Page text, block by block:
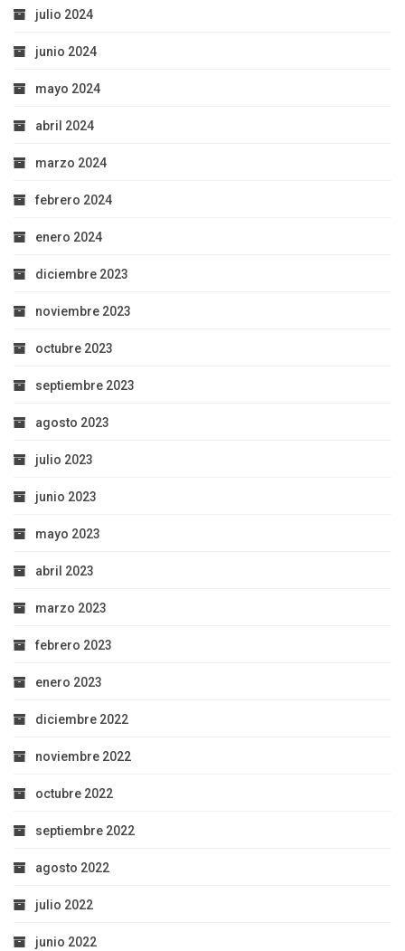
julio 2024
junio 2024
mayo 2024
abril 2024
marzo 2024
febrero 2024
enero 2024
diciembre 2023
noviembre 2023
octubre 2023
septiembre 2023
agosto 2023
julio 2023
junio 2023
mayo 2023
abril 2023
marzo 2023
febrero 2023
enero 2023
diciembre 2022
noviembre 2022
octubre 2022
septiembre 2022
agosto 2022
julio 2022
junio 2022